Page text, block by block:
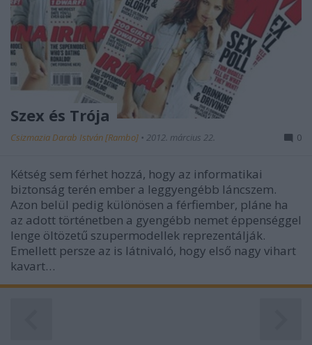
Szex és Trója
Csizmazia Darab István [Rambo] • 2012. március 22. 0
Kétség sem férhet hozzá, hogy az informatikai
biztonság terén ember a leggyengébb láncszem.
Azon belül pedig különösen a férfiember, pláne ha
az adott történetben a gyengébb nemet éppenséggel
lenge öltözetű szupermodellek reprezentálják.
Emellett persze az is látnivaló, hogy első nagy vihart
kavart…